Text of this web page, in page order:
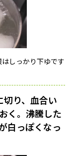
はしっかり下ゆです
り、血合い
く。沸騰した
白っぽくなっ